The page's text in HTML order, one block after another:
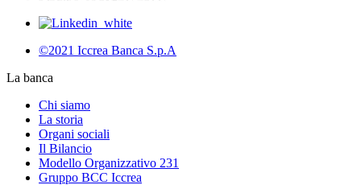
©2021 Iccrea Banca S.p.A
La banca
Chi siamo
La storia
Organi sociali
Il Bilancio
Modello Organizzativo 231
Gruppo BCC Iccrea